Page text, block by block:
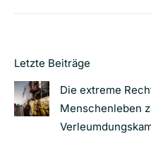
Letzte Beiträge
Die extreme
Menschenleben